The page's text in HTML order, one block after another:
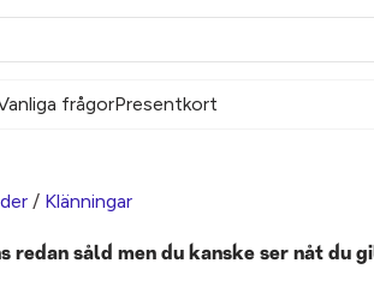
frågorPresentkort
/ Klänningar
redan såld men du kanske ser nåt du